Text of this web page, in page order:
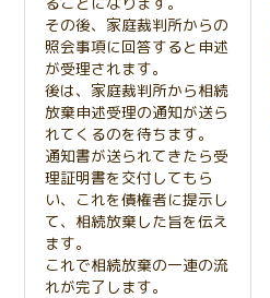
その後、家庭裁判所からの
照会事項に回答すると申述
が受理されます。
後は、家庭裁判所から相続
放棄申述受理の通知が送ら
れてくるのを待ちます。
通知書が送られてきたら受
理証明書を交付してもら
い、これを債権者に提示し
て、相続放棄した旨を伝え
ます。
これで相続放棄の一連の流
れが完了します。